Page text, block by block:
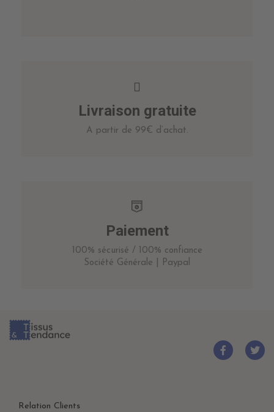
Livraison gratuite
A partir de 99€ d’achat.
Paiement
100% sécurisé / 100% confiance
Société Générale | Paypal
Relation Clients